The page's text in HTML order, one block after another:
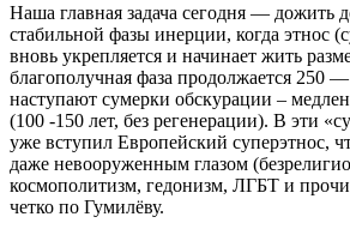
Наша главная задача сегодня — дожить
стабильной фазы инерции, когда этнос
вновь укрепляется и начинает жить
благополучная фаза продолжается 250 —
наступают сумерки обскурации –
(100 -150 лет, без регенерации). В эти
уже вступил Европейский суперэтнос,
даже невооруженным глазом
космополитизм, гедонизм, ЛГБТ и
четко по Гумилёву.